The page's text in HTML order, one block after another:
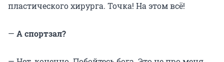
пластического хирурга. Точка! На этом всё!
— А спортзал?